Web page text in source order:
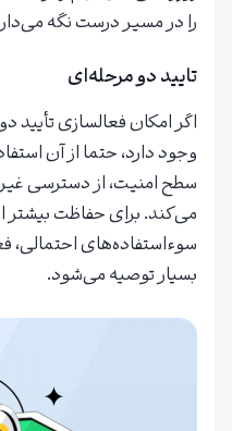
را در مسیر درست نگه
تایید دو مرحله‌ای
اگر امکان فعالسازی تأیید
وجود دارد، حتما از آن
سطح امنیت، از دسترسی
می‌کند. برای حفاظت بیشتر
سوءاستفاده‌های احتمالی،
بسیار توصیه می‌شود.